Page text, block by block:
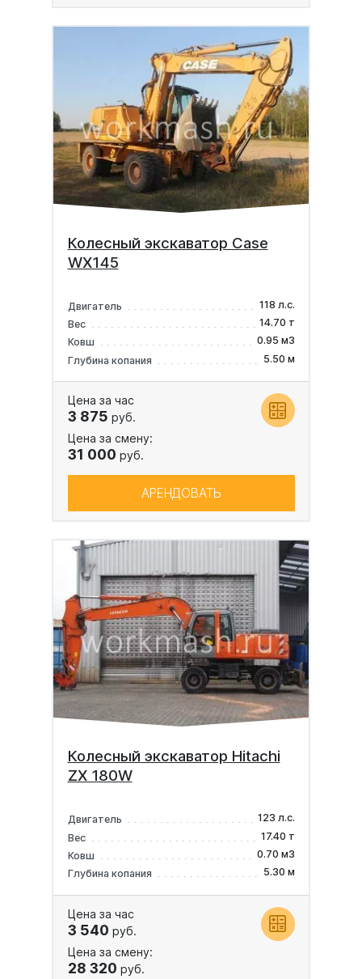
Колесный экскаватор Case
WX145
Двигатель
118 л.с.
Вес
14.70 т
Ковш
0.95 м3
Глубина копания
5.50 м
Цена за час
3 875 руб.
Цена за смену:
31 000 руб.
АРЕНДОВАТЬ
Колесный экскаватор Hitachi
ZX 180W
Двигатель
123 л.с.
Вес
17.40 т
Ковш
0.70 м3
Глубина копания
5.30 м
Цена за час
3 540 руб.
Цена за смену:
28 320 руб.